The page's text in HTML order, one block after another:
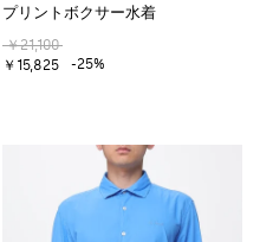
プリントボクサー水着
￥21,100
￥15,825
-25%